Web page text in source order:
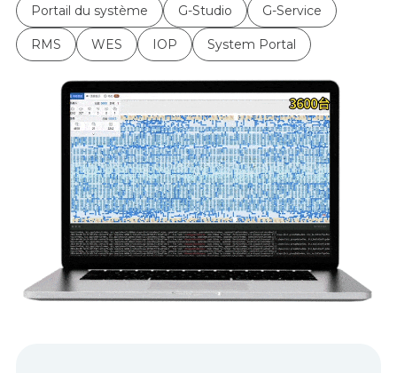
Portail du système G-Studio G-Service
RMS WES IOP System Portal